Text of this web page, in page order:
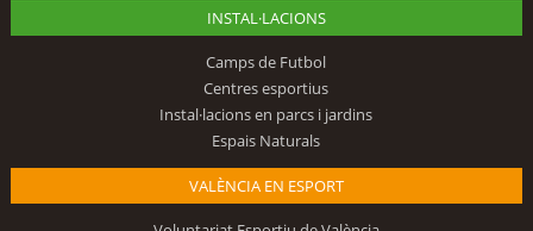
INSTAL·LACIONS
Camps de Futbol
Centres esportius
Instal·lacions en parcs i jardins
Espais Naturals
VALÈNCIA EN ESPORT